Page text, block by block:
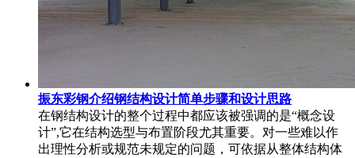
振东彩钢介绍钢结构设计简单步骤和设计思路
在钢结构设计的整个过程中都应该被强调的是“概念设
计”,它在结构选型与布置阶段尤其重要。对一些难以作
出理性分析或规范未规定的问题，可依据从整体结构体